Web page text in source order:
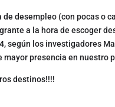
desempleo (con pocas o
a la hora de escoger
según los investigadores
presencia en nuestro
destinos!!!!